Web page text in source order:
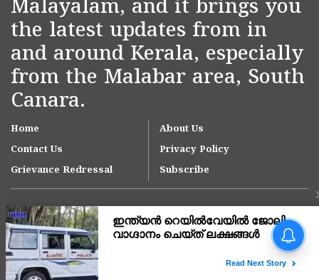
Malayalam, and it brings you
the latest updates from in
and around Kerala, especially
from the Malabar area, South
Canara.
Home
About Us
Contact Us
Privacy Policy
Grievance Redressal
Subscribe